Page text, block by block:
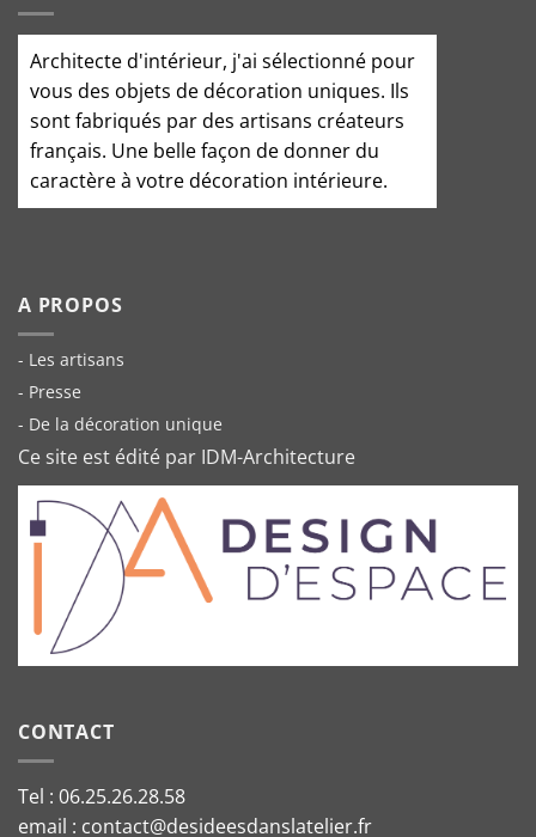
Architecte d'intérieur, j'ai sélectionné pour
vous des objets de décoration uniques. Ils
sont fabriqués par des artisans créateurs
français. Une belle façon de donner du
caractère à votre décoration intérieure.
A PROPOS
- Les artisans
- Presse
- De la décoration unique
Ce site est édité par IDM-Architecture
CONTACT
Tel : 06.25.26.28.58
email : contact@desideesdanslatelier.fr